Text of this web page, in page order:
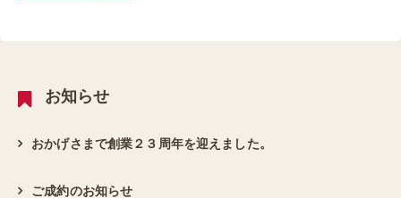
お知らせ
おかげさまで創業２３周年を迎えました。
ご成約のお知らせ